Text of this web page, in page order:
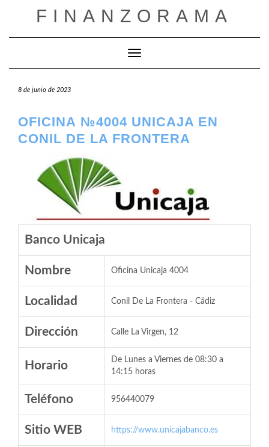
FINANZORAMA
Cambiar modo de navegación
8 de junio de 2023
OFICINA №4004 UNICAJA EN
CONIL DE LA FRONTERA
Banco Unicaja
Nombre Oficina Unicaja 4004
Localidad Conil De La Frontera - Cádiz
Dirección Calle La Virgen, 12
Horario
De Lunes a Viernes de 08:30 a
14:15 horas
Teléfono 956440079
Sitio WEB https://www.unicajabanco.es